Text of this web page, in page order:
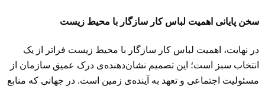
سخن پایانی اهمیت لباس کار سازگار با محیط زیست
در نهایت، اهمیت لباس کار سازگار با محیط زیست فراتر از یک
انتخاب سبز است؛ این تصمیم نشان‌دهنده‌ی درک عمیق سازمان از
مسئولیت اجتماعی و تعهد به آینده‌ی زمین است. در جهانی که منابع